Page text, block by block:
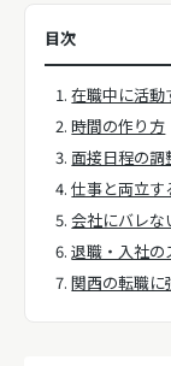
目次
在職中に活動
時間の作り方
面接日程の調
仕事と両立す
会社にバレな
退職・入社の
関西の転職に